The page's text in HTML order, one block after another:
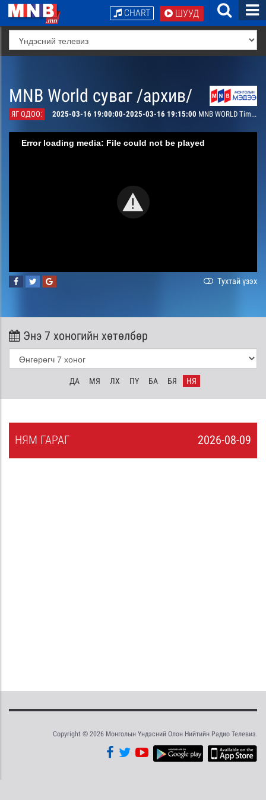
ШУУД
CHART
MNB World суваг /архив/
ЯГ ОДОО: 2025-03-16 19:00:00-2025-03-16 19:15:00 MNB WORLD Timeless Mongolia
Error loading media: File could not be played
Тухтай үзэх
Энэ 7 хоногийн хөтөлбөр
ДА МЯ ЛХ ПҮ БА БЯ НЯ
2026-08-09
НЯМ ГАРАГ
Copyright © 2026 Монголын Үндэсний Олон Нийтийн Радио Телевиз.